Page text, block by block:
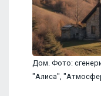
Дом. Фото:
"Алиса",